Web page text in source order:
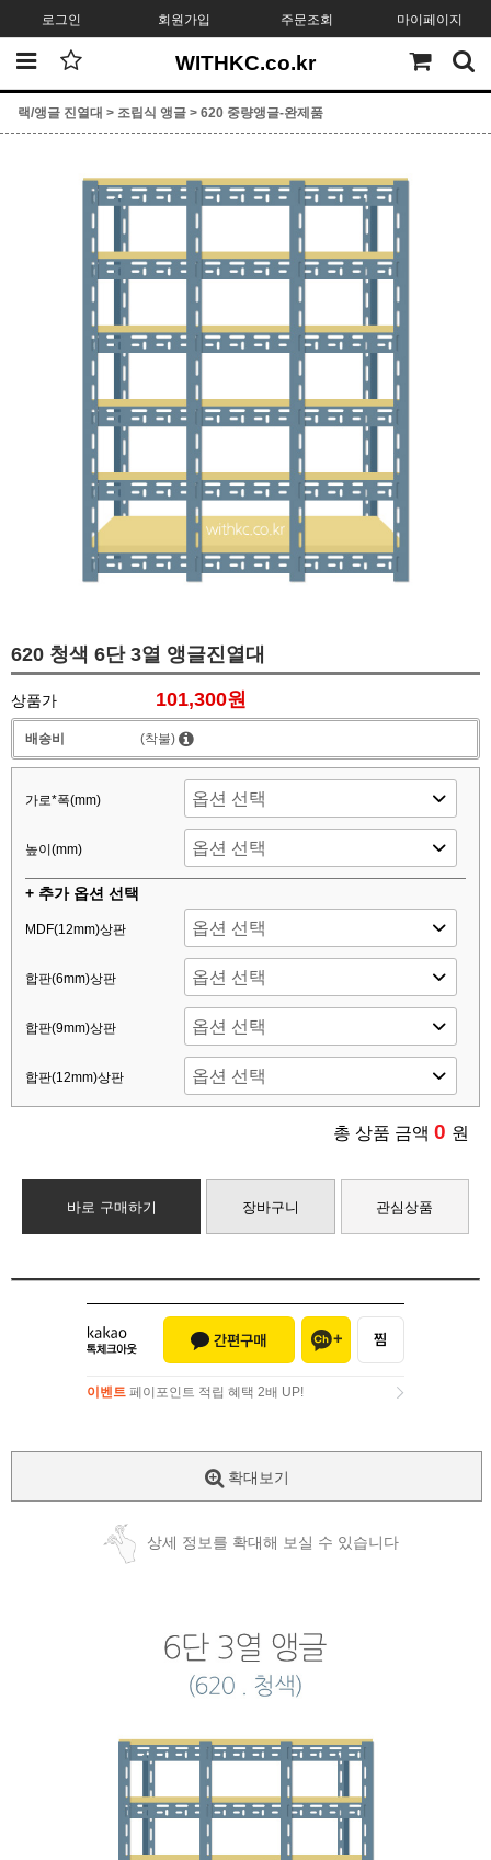
로그인 회원가입 주문조회 마이페이지
WITHKC.co.kr
랙/앵글 진열대 > 조립식 앵글 > 620 중량앵글-완제품
620 청색 6단 3열 앵글진열대
상품가 101,300원
배송비 (착불)
가로*폭(mm)
높이(mm)
+ 추가 옵션 선택
MDF(12mm)상판
합판(6mm)상판
합판(9mm)상판
합판(12mm)상판
총 상품 금액 0 원
바로 구매하기 장바구니 관심상품
이벤트 페이포인트 적립 혜택 2배 UP!
확대보기
상세 정보를 확대해 보실 수 있습니다